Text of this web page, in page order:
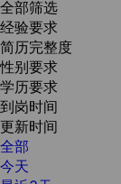
全部筛选
经验要求
简历完整度
性别要求
学历要求
到岗时间
更新时间
全部
今天